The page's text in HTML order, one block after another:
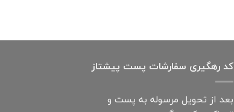
کد رهگیری سفارشات پست پیشتاز
بعد از تحویل مرسوله به پست و